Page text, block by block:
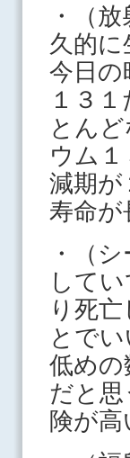
・（
久的
今日の
１３
とん
ウム
減期が
寿命が
・（
して
り死
とで
低めの
だと
険が